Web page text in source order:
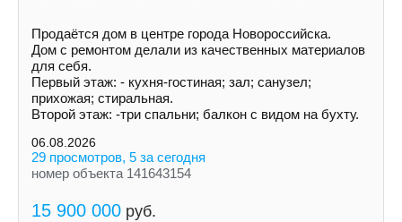
Продаётся дом в центре города Новороссийска.
Дом с ремонтом делали из качественных материалов
для себя.
Первый этаж: - кухня-гостиная; зал; санузел;
прихожая; стиральная.
Второй этаж: -три спальни; балкон с видом на бухту.
06.08.2026
29 просмотров, 5 за сегодня
номер объекта 141643154
15 900 000 руб.